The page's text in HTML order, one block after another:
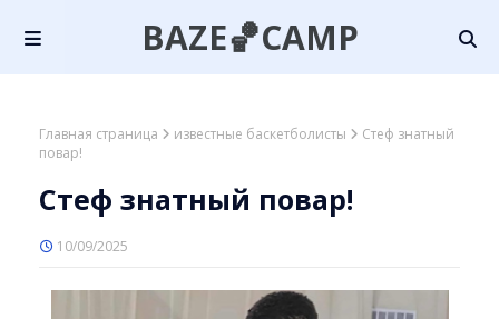
BAZE🏀CAMP
Главная страница известные баскетболисты
Стеф знатный
повар!
Стеф знатный повар!
10/09/2025